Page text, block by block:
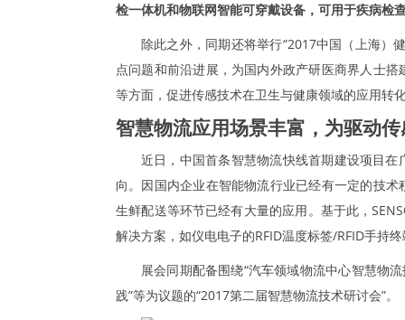
检一体机和物联网智能可穿戴设备，可用于疾病检
除此之外，同期还将举行“2017中国（上海）
点问题和前沿进展，为国内外政产研医商界人士
等方面，促进传感技术在卫生与健康领域的应用转
智慧物流应用场景丰富，为驱动
近日，中国首条智慧物流快线首期建设项目
向。因国内企业在智能物流行业已经有一定的技
生鲜配送等环节已经有大量的应用。基于此，
解决方案，如仪电电子的RFID温度标签/RFID手持
展会同期配备围绕“汽车领域物流中心智慧物
践”等为议题的“2017第二届智慧物流技术研讨会”。